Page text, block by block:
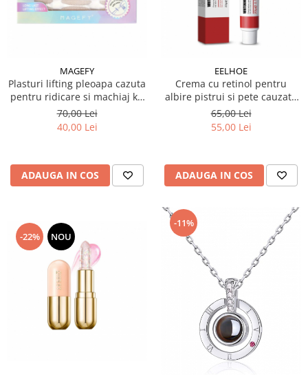
MAGEFY
Plasturi lifting pleoapa cazuta
pentru ridicare si machiaj kit
complet 180 bucati Toxic
Beauty
70,00 Lei
40,00 Lei
ADAUGA IN COS
EELHOE
Crema cu retinol pentru
albire pistrui si pete cauzate
de expunerea la soare, 20 g
65,00 Lei
55,00 Lei
ADAUGA IN COS
-22% NOU
-11%